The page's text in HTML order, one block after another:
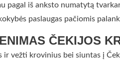
pagal iš anksto numatytą
paslaugas pačiomis
ČEKIJOS
ir vežti krovinius bei siuntas į